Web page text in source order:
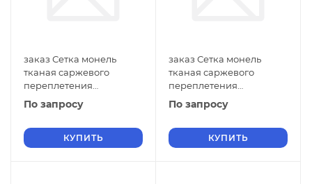
заказ Сетка монель
тканая саржевого
переплетения
двусторонняя
фильтровая 0,7х0,14 мм
ячейки
По запросу
КУПИТЬ
заказ Сетка монель
тканая саржевого
переплетения
двусторонняя
фильтровая 0,6х0,6 мм
ячейки
По запросу
КУПИТЬ